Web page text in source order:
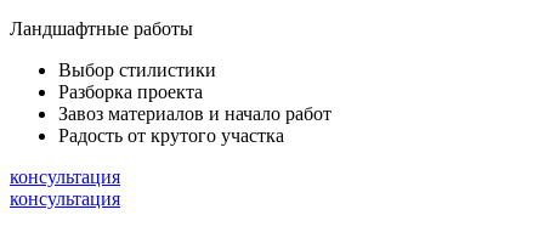
Ландшафтные работы
Выбор стилистики
Разборка проекта
Завоз материалов и начало работ
Радость от крутого участка
консультация
консультация